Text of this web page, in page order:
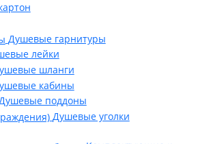
Душевые гарнитуры
лейки
шланги
кабины
поддоны
Душевые уголки